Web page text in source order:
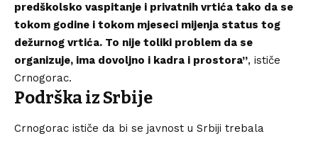
predškolsko vaspitanje i privatnih vrtića tako da se
tokom godine i tokom mjeseci mijenja status tog
dežurnog vrtića. To nije toliki problem da se
organizuje, ima dovoljno i kadra i prostora”, ističe
Crnogorac.
Podrška iz Srbije
Crnogorac ističe da bi se javnost u Srbiji trebala